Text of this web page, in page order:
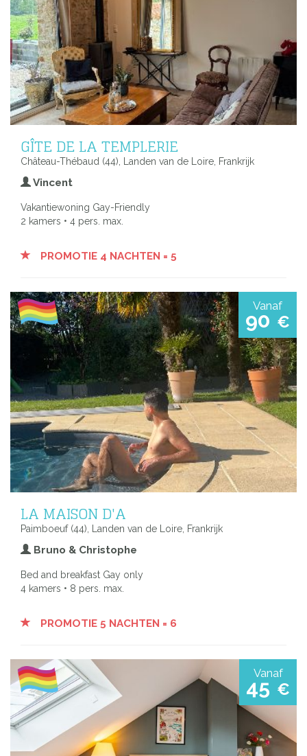
GÎTE DE LA TEMPLERIE
Château-Thébaud (44), Landen van de Loire, Frankrijk
Vincent
Vakantiewoning Gay-Friendly
2 kamers • 4 pers. max.
PROMOTIE 4 NACHTEN = 5
Vanaf
90 €
LA MAISON D'A
Paimboeuf (44), Landen van de Loire, Frankrijk
Bruno & Christophe
Bed and breakfast Gay only
4 kamers • 8 pers. max.
PROMOTIE 5 NACHTEN = 6
Vanaf
45 €